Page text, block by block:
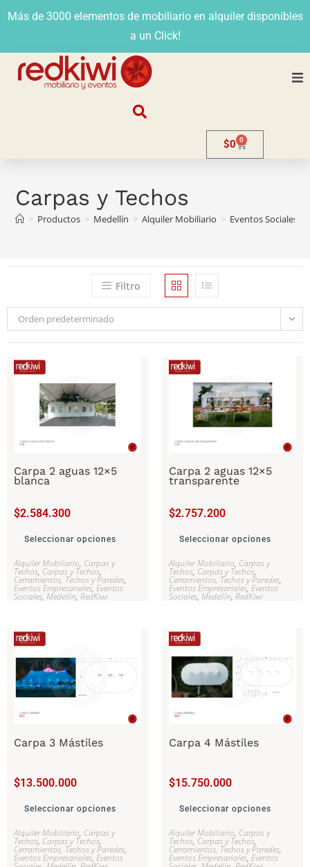
Más de 3000 elementos de mobiliario en alquiler disponibles
a un Click!
Venta
Contacto
$0 0
Carpas y Techos
> Productos > Medellín > Alquiler Mobiliario > Eventos Sociales
Filtro
Orden predeterminado
Carpa 2 aguas 12×5
blanca
$2.584.300
Seleccionar opciones
Alquiler Mobiliario, Carpas y
Techos, Carpas y Techos,
Cerramientos, Techos y Paredes,
Eventos Empresariales, Eventos
Sociales, Medellín, RedKiwi
Carpa 2 aguas 12×5
transparente
$2.757.200
Seleccionar opciones
Alquiler Mobiliario, Carpas y
Techos, Carpas y Techos,
Cerramientos, Techos y Paredes,
Eventos Empresariales, Eventos
Sociales, Medellín, RedKiwi
Carpa 3 Mástiles
$13.500.000
Seleccionar opciones
Alquiler Mobiliario, Carpas y
Techos, Carpas y Techos,
Cerramientos, Techos y Paredes,
Eventos Empresariales, Eventos
Carpa 4 Mástiles
$15.750.000
Seleccionar opciones
Alquiler Mobiliario, Carpas y
Techos, Carpas y Techos,
Cerramientos, Techos y Paredes,
Eventos Empresariales, Eventos